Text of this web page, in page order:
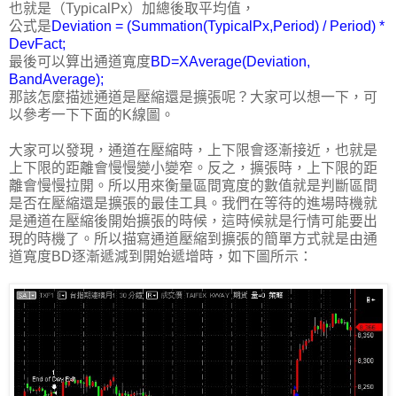
也就是（TypicalPx）加總後取平均值，
公式是Deviation = (Summation(TypicalPx,Period) / Period) *
DevFact;
最後可以算出通道寬度BD=XAverage(Deviation,
BandAverage);
那該怎麼描述通道是壓縮還是擴張呢？大家可以想一下，可
以參考一下下面的K線圖。
大家可以發現，通道在壓縮時，上下限會逐漸接近，也就是
上下限的距離會慢慢變小變窄。反之，擴張時，上下限的距
離會慢慢拉開。所以用來衡量區間寬度的數值就是判斷區間
是否在壓縮還是擴張的最佳工具。我們在等待的進場時機就
是通道在壓縮後開始擴張的時候，這時候就是行情可能要出
現的時機了。所以描寫通道壓縮到擴張的簡單方式就是由通
道寬度BD逐漸遞減到開始遞增時，如下圖所示：